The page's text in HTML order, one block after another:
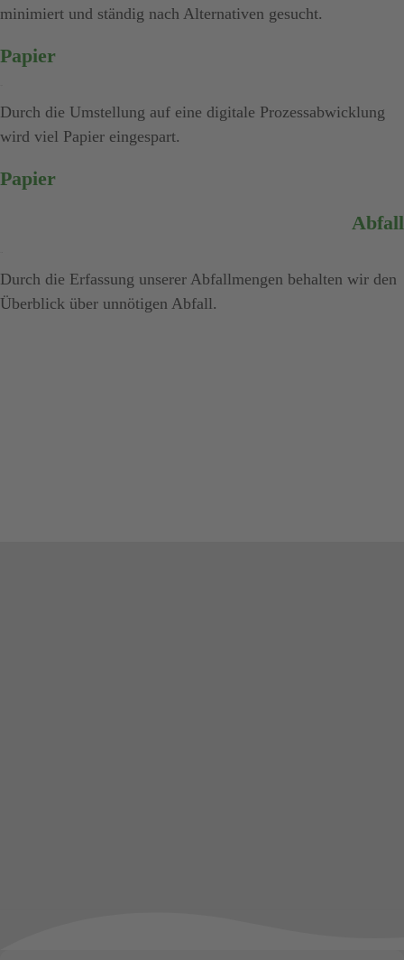
minimiert und ständig nach Alternativen gesucht.
Papier
Durch die Umstellung auf eine digitale Prozessabwicklung
wird viel Papier eingespart.
Papier
Abfall
Durch die Erfassung unserer Abfallmengen behalten wir den
Überblick über unnötigen Abfall.